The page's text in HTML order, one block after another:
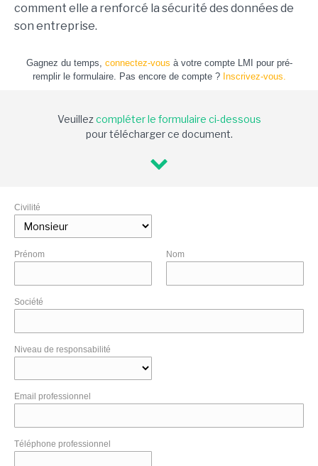
comment elle a renforcé la sécurité des données de
son entreprise.
Gagnez du temps, connectez-vous à votre compte LMI pour pré-
remplir le formulaire. Pas encore de compte ? Inscrivez-vous.
Veuillezcompléter le formulaire ci-dessous
pour télécharger ce document.
Civilité
Prénom Nom
Société
Niveau de responsabilité
Email professionnel
Téléphone professionnel